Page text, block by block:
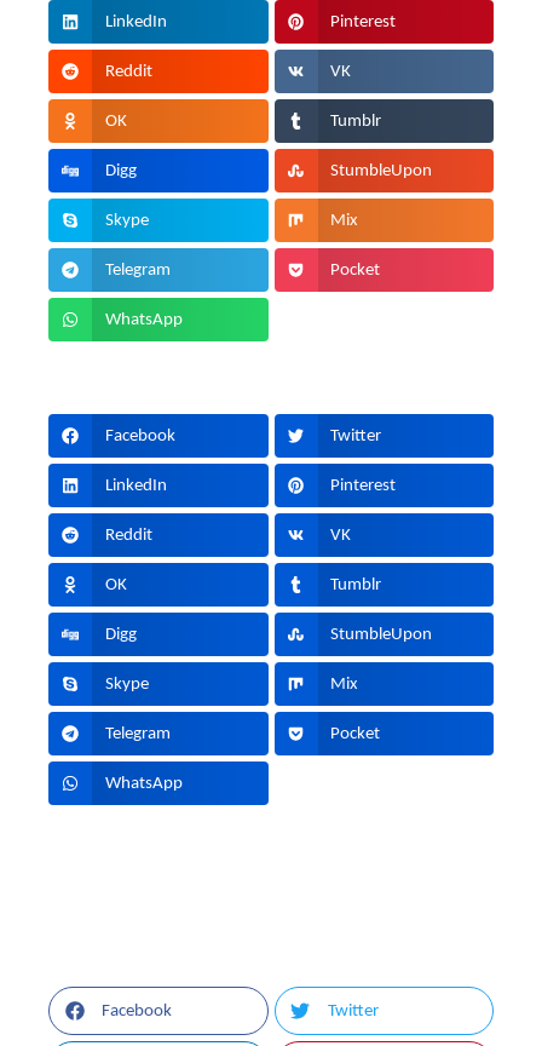
LinkedIn Pinterest
Reddit VK
OK Tumblr
Digg StumbleUpon
Skype Mix
Telegram Pocket
WhatsApp
Facebook Twitter
LinkedIn Pinterest
Reddit VK
OK Tumblr
Digg StumbleUpon
Skype Mix
Telegram Pocket
WhatsApp
Facebook Twitter